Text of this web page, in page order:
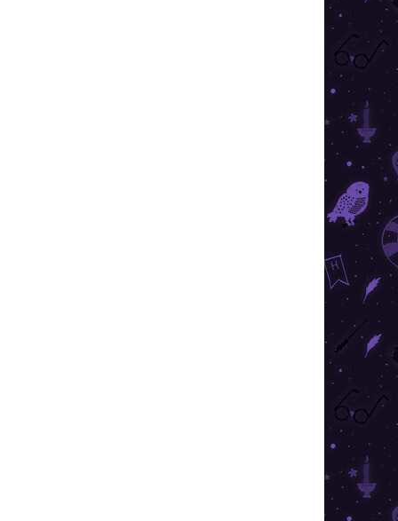
minden igazi Harry Potter rajongó számára.